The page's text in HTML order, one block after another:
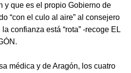
y que es el propio Gobierno de
“con el culo al aire” al consejero
confianza está “rota” -recoge EL
médica y de Aragón, los cuatro